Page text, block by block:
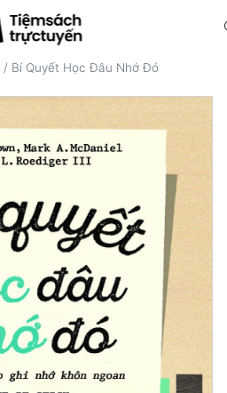
/ Bí Quyết Học Đâu Nhớ Đó